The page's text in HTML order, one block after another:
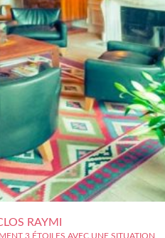
RAYMI
3 ÉTOILES AVEC UNE SITUATION